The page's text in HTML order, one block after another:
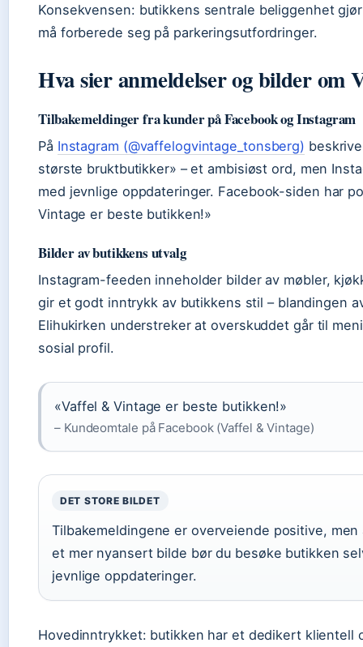
Konsekvensen: butikkens sentrale beliggenhet
må forberede seg på parkeringsutfordringer.
Hva sier anmeldelser og bilder om
Tilbakemeldinger fra kunder på Facebook og Instagram
På Instagram (@vaffelogvintage_tonsberg)
største bruktbutikker» – et ambisiøst ord, men
med jevnlige oppdateringer. Facebook-siden har
Vintage er beste butikken!»
Bilder av butikkens utvalg
Instagram-feeden inneholder bilder av møbler,
gir et godt inntrykk av butikkens stil – blandingen
Elihukirken understreker at overskuddet går til
sosial profil.
«Vaffel & Vintage er beste butikken!»
– Kundeomtale på Facebook (Vaffel & Vintage)
DET STORE BILDET
Tilbakemeldingene er overveiende positive,
et mer nyansert bilde bør du besøke butikken
jevnlige oppdateringer.
Hovedinntrykket: butikken har et dedikert klientell